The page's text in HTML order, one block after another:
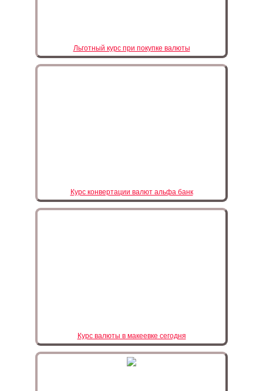
Льготный курс при покупке валюты
Курс конвертации валют альфа банк
Курс валюты в макеевке сегодня